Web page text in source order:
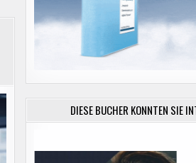
DIESE BÜCHER KÖNNTEN SIE